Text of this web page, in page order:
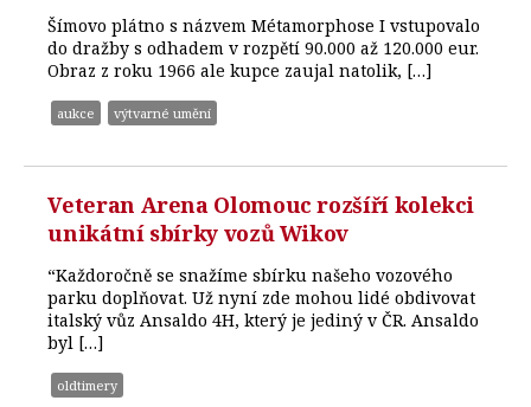
Šímovo plátno s názvem Métamorphose I vstupovalo
do dražby s odhadem v rozpětí 90.000 až 120.000 eur.
Obraz z roku 1966 ale kupce zaujal natolik, […]
aukce výtvarné umění
Veteran Arena Olomouc rozšíří kolekci
unikátní sbírky vozů Wikov
“Každoročně se snažíme sbírku našeho vozového
parku doplňovat. Už nyní zde mohou lidé obdivovat
italský vůz Ansaldo 4H, který je jediný v ČR. Ansaldo
byl […]
oldtimery